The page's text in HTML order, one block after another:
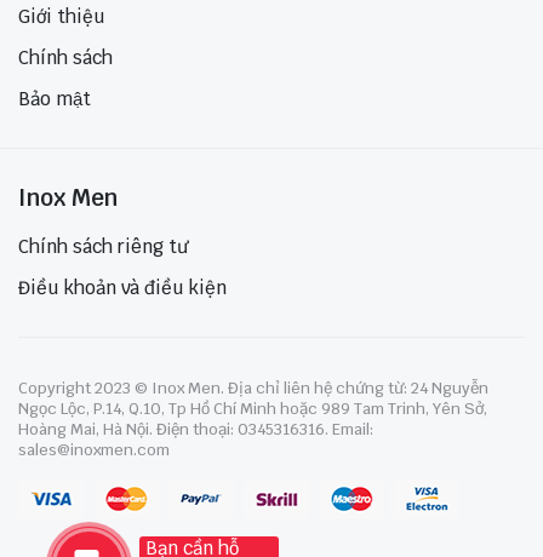
Giới thiệu
Chính sách
Bảo mật
Inox Men
Chính sách riêng tư
Điều khoản và điều kiện
Copyright 2023 © Inox Men. Địa chỉ liên hệ chứng từ: 24 Nguyễn
Ngọc Lộc, P.14, Q.10, Tp Hồ Chí Minh hoặc 989 Tam Trinh, Yên Sở,
Hoàng Mai, Hà Nội. Điện thoại: 0345316316. Email:
sales@inoxmen.com
Bạn cần hỗ